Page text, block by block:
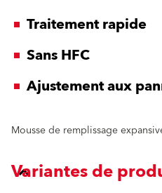
Traitement rapide
Sans HFC
Ajustement aux
Mousse de remplissage
Variantes de